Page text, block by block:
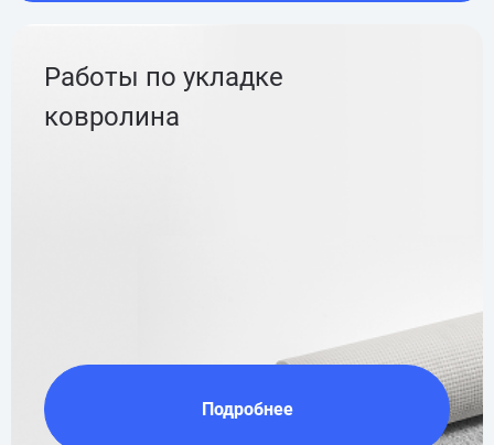
Работы по укладке
ковролина
Подробнее